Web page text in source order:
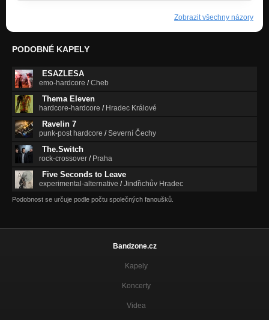
Zobrazit všechny názory
PODOBNÉ KAPELY
ESAZLESA
emo-hardcore /Cheb
Thema Eleven
hardcore-hardcore / Hradec Králové
Ravelin 7
punk-post hardcore /Severní Čechy
The.Switch
rock-crossover / Praha
Five Seconds to Leave
experimental-alternative /Jindřichův Hradec
Podobnost se určuje podle počtu společných fanoušků.
Bandzone.cz
Kapely
Koncerty
Videa